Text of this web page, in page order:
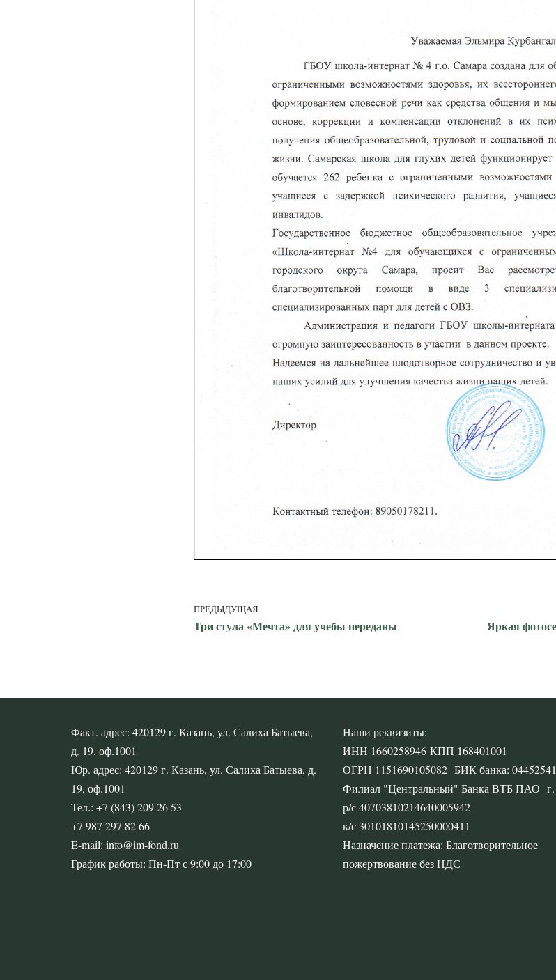
ПРЕДЫДУЩАЯ
Три стула «Мечта» для учебы переданы Яркая
Факт. адрес: 420129 г. Казань, ул. Салиха Батыева,
д. 19, оф.1001
Юр. адрес: 420129 г. Казань, ул. Салиха Батыева, д.
19, оф.1001
Тел.: +7 (843) 209 26 53
+7 987 297 82 66
E-mail: info@im-fond.ru
График работы: Пн-Пт с 9:00 до 17:00
Наши реквизиты:
ИНН 1660258946 КПП 168401001
ОГРН 1151690105082 БИК банка:
Филиал "Центральный" Банка ВТБ ПАО г.
р/с 40703810214640005942
к/с 30101810145250000411
Назначение платежа: Благотворительное
пожертвование без НДС